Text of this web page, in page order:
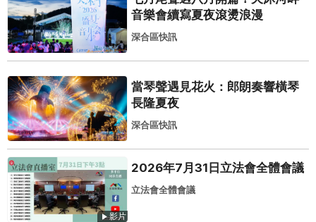
音樂會續寫夏夜滾燙浪漫
深合區快訊
當琴聲遇見花火：郎朗奏響橫琴
長隆夏夜
深合區快訊
影片
2026年7月31日立法會全體會議
立法會全體會議